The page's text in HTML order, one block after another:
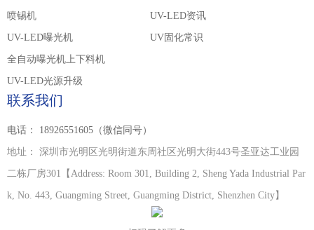
喷锡机
UV-LED曝光机
全自动曝光机上下料机
UV-LED光源升级
UV-LED资讯
UV固化常识
联系我们
电话： 18926551605（微信同号）
地址： 深圳市光明区光明街道东周社区光明大街443号圣亚达工业园
二栋厂房301【Address: Room 301, Building 2, Sheng Yada Industrial Par
k, No. 443, Guangming Street, Guangming District, Shenzhen City】